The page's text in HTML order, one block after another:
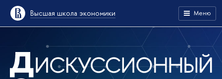
Высшая школа экономики Меню